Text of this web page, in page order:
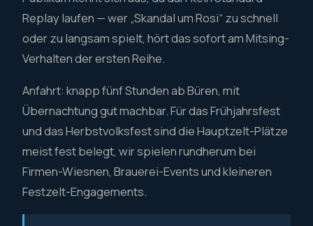
Replay laufen — wer „Skandal um Rosi“ zu schnell
oder zu langsam spielt, hört das sofort am Mitsing-
Verhalten der ersten Reihe.
Anfahrt: knapp fünf Stunden ab Büren, mit
Übernachtung gut machbar. Für das Frühjahrsfest
und das Herbstvolksfest sind die Hauptzelt-Plätze
meist fest belegt, wir spielen rundherum bei
Firmen-Wiesnen, Brauerei-Events und kleineren
Festzelt-Engagements.